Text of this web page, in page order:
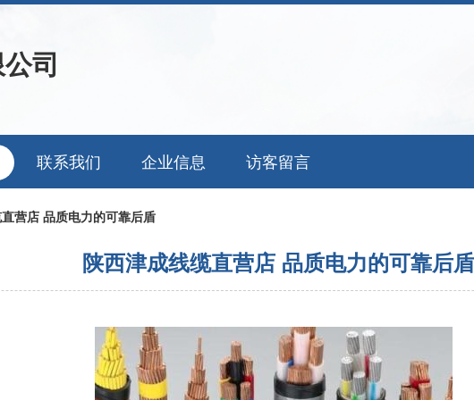
司
联系我们 企业信息 访客留言
营店 品质电力的可靠后盾
陕西津成线缆直营店 品质电力的可靠后盾